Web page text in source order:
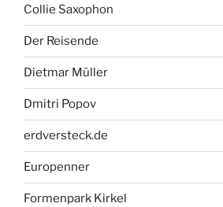
Collie Saxophon
Der Reisende
Dietmar Müller
Dmitri Popov
erdversteck.de
Europenner
Formenpark Kirkel